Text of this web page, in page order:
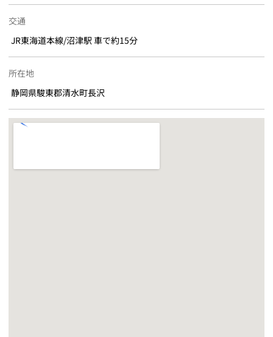
交通
JR東海道本線/沼津駅 車で約15分
所在地
静岡県駿東郡清水町長沢